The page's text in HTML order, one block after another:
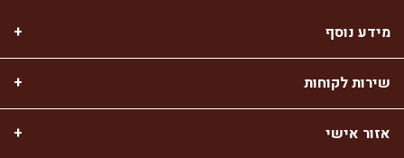
מידע נוסף
שירות לקוחות
אזור אישי